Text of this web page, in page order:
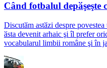
Când fotbalul depӑşeşte
Discutӑm astӑzi despre
ӑsta devenit arhaic şi îl prefer
vocabularul limbii române şi în